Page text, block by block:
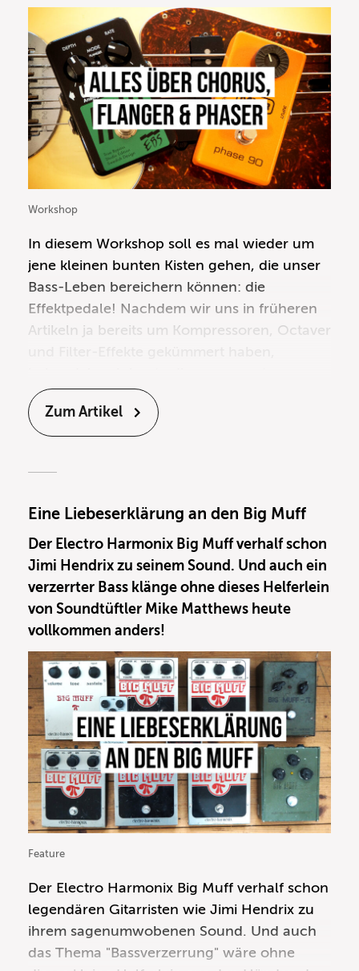
nicht nur im Funk Verwendung, sondern ist
auch in rockigen Gefilden sehr beliebt -
unter anderem, weil er ein guter Kumpel des
Bass-Verzerrersist ...
Workshop
In diesem Workshop soll es mal wieder um
jene kleinen bunten Kisten gehen, die unser
Bass-Leben bereichern können: die
Effektpedale! Nachdem wir uns in früheren
Artikeln ja bereits um Kompressoren , Octaver
Modulationseffekte für E-Bass. Zu den
Modulationseffekten für Bass zählen im
Wesentlichen Chorus, Flanger und Phaser.
Zum Artikel
Eine Liebeserklärung an den Big Muff
Feature
Der Electro Harmonix Big Muff verhalf schon
Jimi Hendrix zu seinem Sound. Und auch ein
verzerrter Bass klänge ohne dieses Helferlein
von Soundtüftler Mike Matthews heute
vollkommen anders!
Der Electro Harmonix Big Muff verhalf schon
legendären Gitarristen wie Jimi Hendrix zu
ihrem sagenumwobenen Sound. Und auch
das Thema "Bassverzerrung" wäre ohne